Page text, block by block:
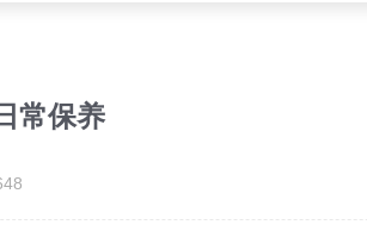
常保养